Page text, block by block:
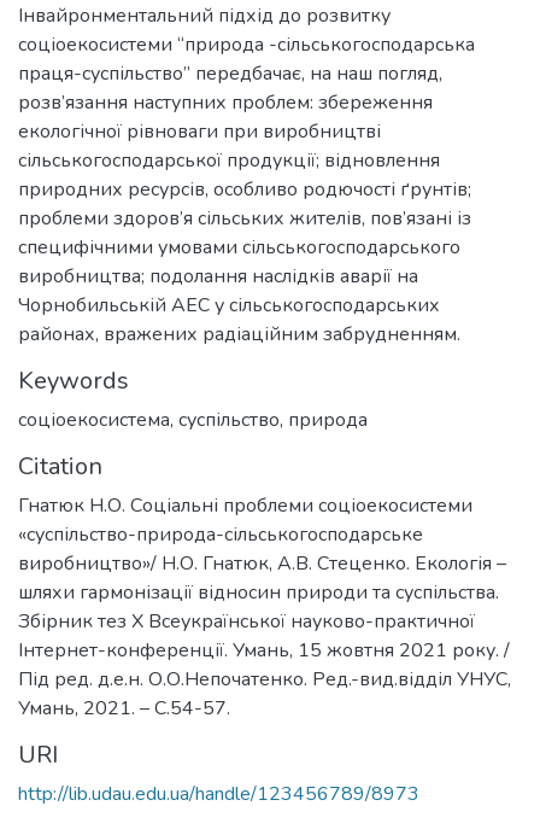
Інвайронментальний підхід до розвитку
соціоекосистеми “природа -сільськогосподарська
праця-суспільство” передбачає, на наш погляд,
розв’язання наступних проблем: збереження
екологічної рівноваги при виробництві
сільськогосподарської продукції; відновлення
природних ресурсів, особливо родючості ґрунтів;
проблеми здоров’я сільських жителів, пов’язані із
специфічними умовами сільськогосподарського
виробництва; подолання наслідків аварії на
Чорнобильській АЕС у сільськогосподарських
районах, вражених радіаційним забрудненням.
Keywords
соціоекосистема, суспільство, природа
Citation
Гнатюк Н.О. Соціальні проблеми соціоекосистеми
«суспільство-природа-сільськогосподарське
виробництво»/ Н.О. Гнатюк, А.В. Стеценко. Екологія –
шляхи гармонізації відносин природи та суспільства.
Збірник тез Х Всеукраїнської науково-практичної
Інтернет-конференції. Умань, 15 жовтня 2021 року. /
Під ред. д.е.н. О.О.Непочатенко. Ред.-вид.відділ УНУС,
Умань, 2021. – С.54-57.
URI
http://lib.udau.edu.ua/handle/123456789/8973